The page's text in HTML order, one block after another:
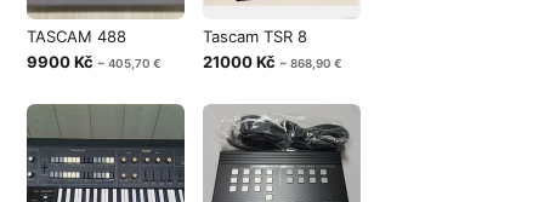
TASCAM 488
9900 Kč ~ 405,70 €
Tascam TSR 8
21000 Kč ~ 868,90 €